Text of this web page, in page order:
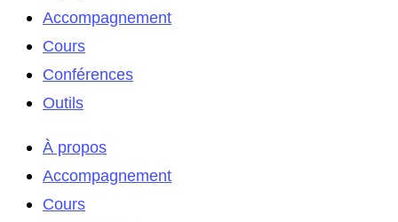
Accompagnement
Cours
Conférences
Outils
À propos
Accompagnement
Cours